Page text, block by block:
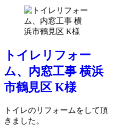
トイレリフォー
ム、内窓工事 横浜
市鶴見区 K様
トイレのリフォームをして頂
きました。